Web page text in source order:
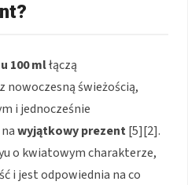
100 mlłączą
nowoczesną świeżością,
i jednocześnie
wyjątkowy prezent[5][2].
o kwiatowym charakterze,
i jest odpowiednia na co